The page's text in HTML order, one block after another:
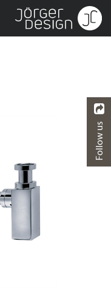
Follow us